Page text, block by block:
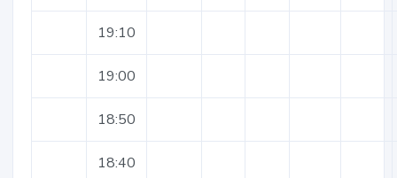
19:10
19:00
18:50
18:40